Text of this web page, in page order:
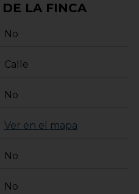
DE LA FINCA
No
Calle
No
Ver en el mapa
No
No